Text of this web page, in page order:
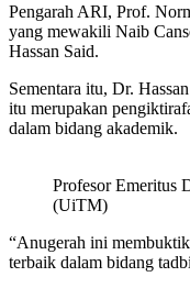
Pengarah ARI, Prof.
yang mewakili Naib
Hassan Said.
Sementara itu, Dr.
itu merupakan
dalam bidang akademik.
Profesor Emeritus
(UiTM)
“Anugerah ini
terbaik dalam bidang